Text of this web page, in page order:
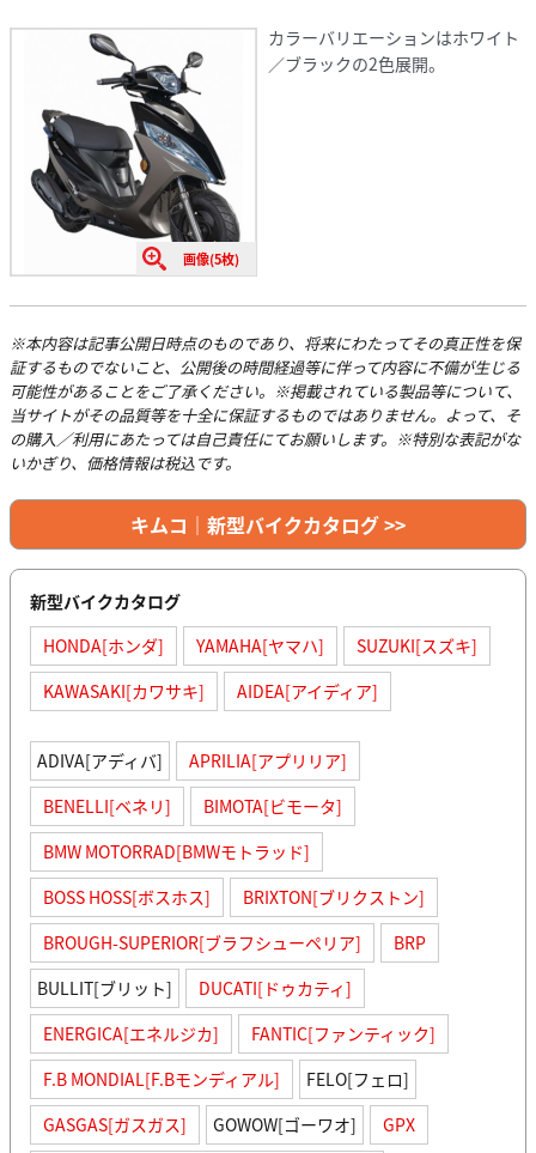
画像(5枚)
カラーバリエーションはホワイト
／ブラックの2色展開。
※本内容は記事公開日時点のものであり、将来にわたってその真正性を保
証するものでないこと、公開後の時間経過等に伴って内容に不備が生じる
可能性があることをご了承ください。※掲載されている製品等について、
当サイトがその品質等を十全に保証するものではありません。よって、そ
の購入／利用にあたっては自己責任にてお願いします。※特別な表記がな
いかぎり、価格情報は税込です。
キムコ｜新型バイクカタログ >>
新型バイクカタログ
HONDA[ホンダ]
YAMAHA[ヤマハ]
SUZUKI[スズキ]
KAWASAKI[カワサキ]
AIDEA[アイディア]
ADIVA[アディバ]
APRILIA[アプリリア]
BENELLI[ベネリ]
BIMOTA[ビモータ]
BMW MOTORRAD[BMWモトラッド]
BOSS HOSS[ボスホス]
BRIXTON[ブリクストン]
BROUGH-SUPERIOR[ブラフシューペリア]
BRP
BULLIT[ブリット]
DUCATI[ドゥカティ]
ENERGICA[エネルジカ]
FANTIC[ファンティック]
F.B MONDIAL[F.Bモンディアル]
FELO[フェロ]
GASGAS[ガスガス]
GOWOW[ゴーワオ] GPX